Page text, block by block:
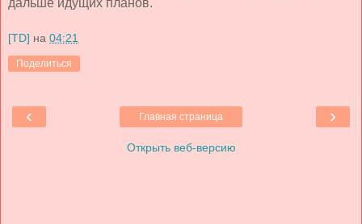
дальше идущих планов.
[TD] на 04:21
Поделиться
‹ ›
Главная страница
Открыть веб-версию